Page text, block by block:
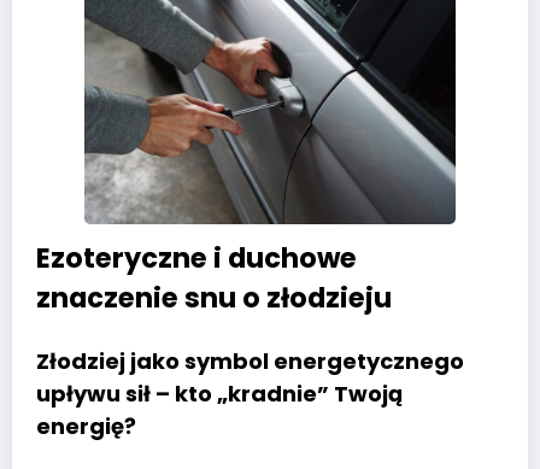
Ezoteryczne i duchowe
znaczenie snu o złodzieju
Złodziej jako symbol energetycznego
upływu sił – kto „kradnie” Twoją
energię?